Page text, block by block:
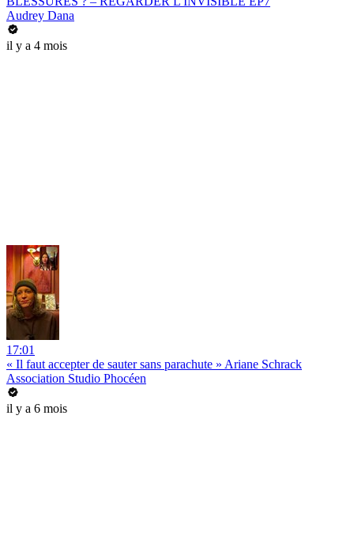
Audrey Dana
il y a 4 mois
17:01
« Il faut accepter de sauter sans parachute » Ariane Schrack
Association Studio Phocéen
il y a 6 mois